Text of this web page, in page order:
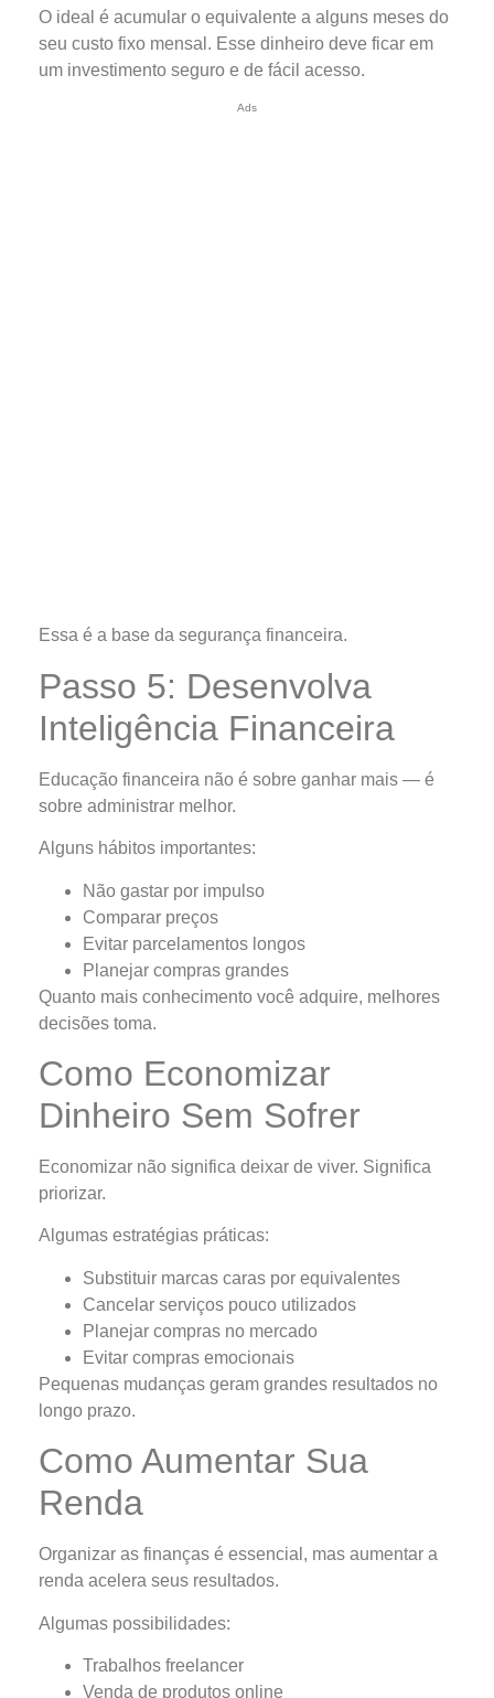
O ideal é acumular o equivalente a alguns meses do
seu custo fixo mensal. Esse dinheiro deve ficar em
um investimento seguro e de fácil acesso.
Ads
Essa é a base da segurança financeira.
Passo 5: Desenvolva
Inteligência Financeira
Educação financeira não é sobre ganhar mais — é
sobre administrar melhor.
Alguns hábitos importantes:
Não gastar por impulso
Comparar preços
Evitar parcelamentos longos
Planejar compras grandes
Quanto mais conhecimento você adquire, melhores
decisões toma.
Como Economizar
Dinheiro Sem Sofrer
Economizar não significa deixar de viver. Significa
priorizar.
Algumas estratégias práticas:
Substituir marcas caras por equivalentes
Cancelar serviços pouco utilizados
Planejar compras no mercado
Evitar compras emocionais
Pequenas mudanças geram grandes resultados no
longo prazo.
Como Aumentar Sua
Renda
Organizar as finanças é essencial, mas aumentar a
renda acelera seus resultados.
Algumas possibilidades:
Trabalhos freelancer
Venda de produtos online